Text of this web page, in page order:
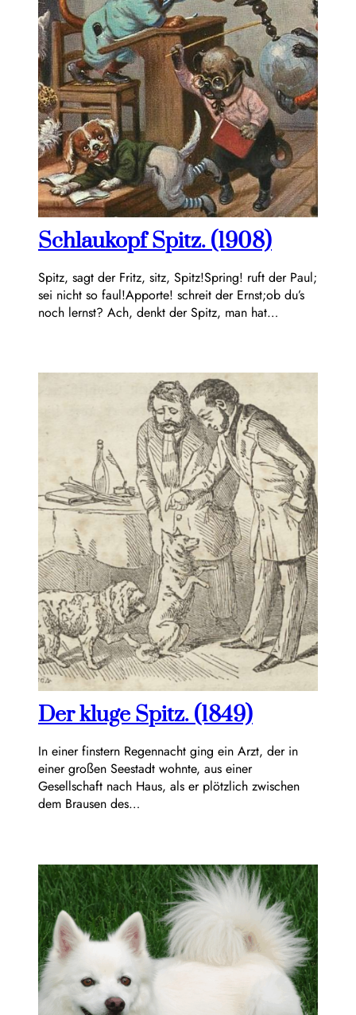
Schlaukopf Spitz. (1908)
Spitz, sagt der Fritz, sitz, Spitz!Spring! ruft der Paul;
sei nicht so faul!Apporte! schreit der Ernst;ob du’s
noch lernst? Ach, denkt der Spitz, man hat…
Der kluge Spitz. (1849)
In einer finstern Regennacht ging ein Arzt, der in
einer großen Seestadt wohnte, aus einer
Gesellschaft nach Haus, als er plötzlich zwischen
dem Brausen des…